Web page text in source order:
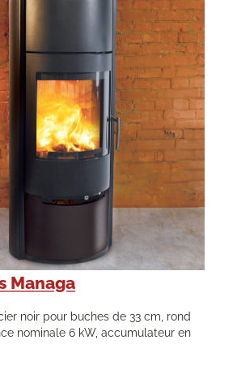
Managa
noir pour buches de 33 cm, rond
nominale 6 kW, accumulateur en